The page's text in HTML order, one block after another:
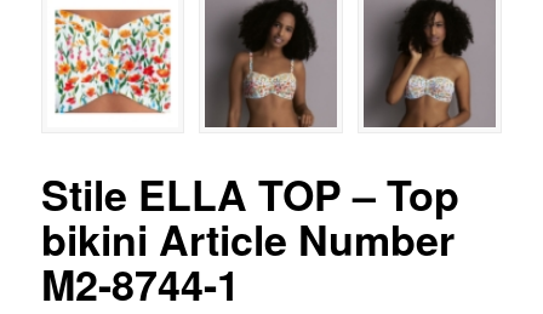
Stile ELLA TOP – Top
bikini Article Number
M2-8744-1